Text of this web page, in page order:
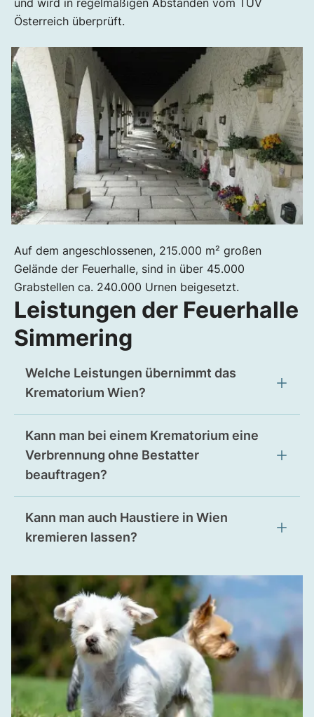
Österreich überprüft.
Auf dem angeschlossenen, 215.000 m² großen
Gelände der Feuerhalle, sind in über 45.000
Grabstellen ca. 240.000 Urnen beigesetzt.
Leistungen der Feuerhalle
Simmering
Welche Leistungen übernimmt das
Krematorium Wien?
Kann man bei einem Krematorium eine
Verbrennung ohne Bestatter
beauftragen?
Kann man auch Haustiere in Wien
kremieren lassen?